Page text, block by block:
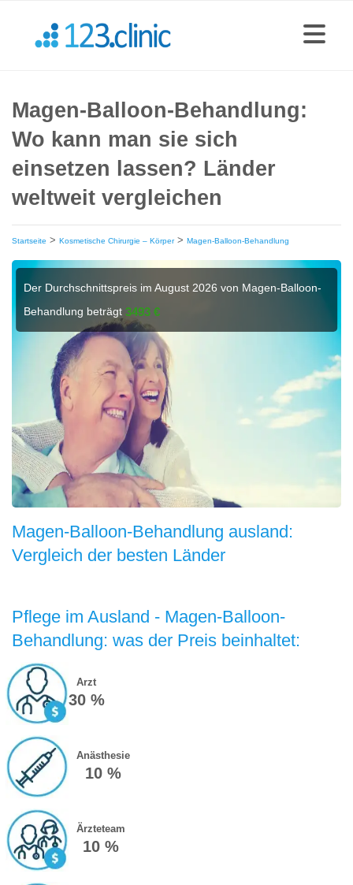
Magen-Balloon-Behandlung:
Wo kann man sie sich
einsetzen lassen? Länder
weltweit vergleichen
Startseite > Kosmetische Chirurgie – Körper> Magen-Balloon-Behandlung
Der Durchschnittspreis im August 2026 von Magen-Balloon-
Behandlung beträgt3493 €
Magen-Balloon-Behandlung ausland:
Vergleich der besten Länder
Pflege im Ausland - Magen-Balloon-
Behandlung: was der Preis beinhaltet:
Arzt
30 %
Anästhesie
10 %
Ärzteteam
10 %